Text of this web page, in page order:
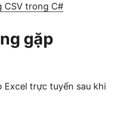
CSV trong C#
gặp
Excel trực tuyến sau khi